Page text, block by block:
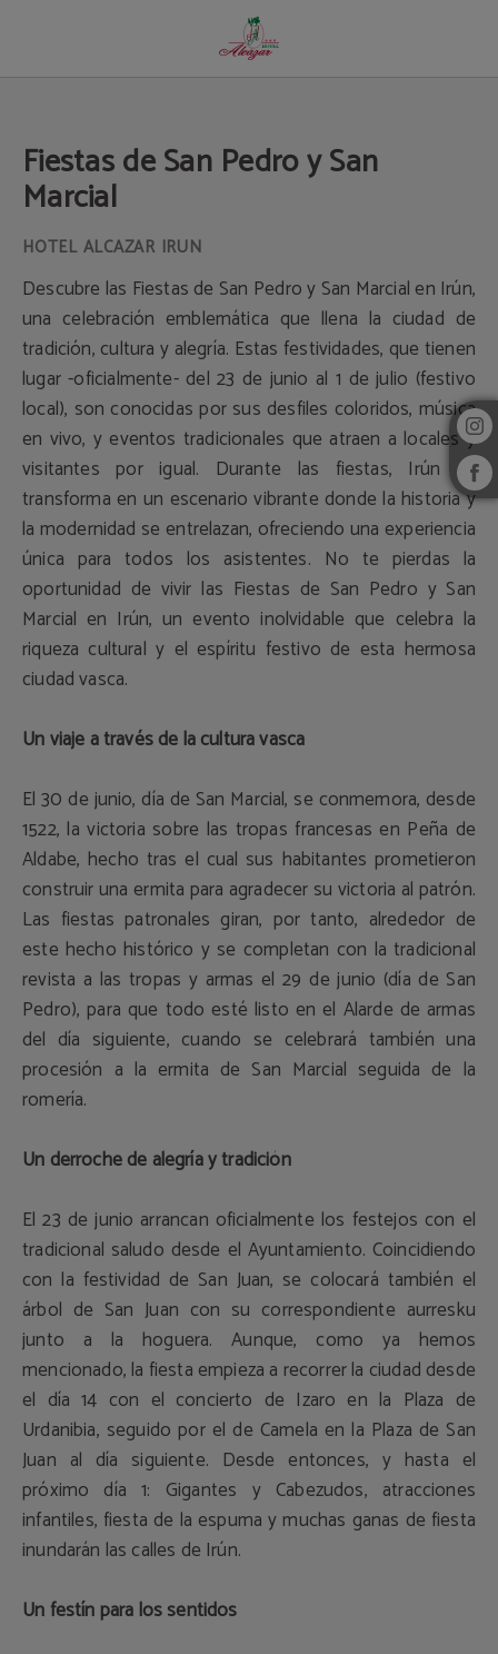
Fiestas de San Pedro y San
Marcial
Descubre las Fiestas de San Pedro y San Marcial en Irún,
una celebración emblemática que llena la ciudad de
tradición, cultura y alegría. Estas festividades, que tienen
lugar -oficialmente- del 23 de junio al 1 de julio (festivo
local), son conocidas por sus desfiles coloridos, música
en vivo, y eventos tradicionales que atraen a locales y
visitantes por igual. Durante las fiestas, Irún se
transforma en un escenario vibrante donde la historia y
la modernidad se entrelazan, ofreciendo una experiencia
única para todos los asistentes. No te pierdas la
oportunidad de vivir las Fiestas de San Pedro y San
Marcial en Irún, un evento inolvidable que celebra la
riqueza cultural y el espíritu festivo de esta hermosa
ciudad vasca.
Un viaje a través de la cultura vasca
El 30 de junio, día de San Marcial, se conmemora, desde
1522, la victoria sobre las tropas francesas en Peña de
Aldabe, hecho tras el cual sus habitantes prometieron
construir una ermita para agradecer su victoria al patrón.
Las fiestas patronales giran, por tanto, alrededor de
este hecho histórico y se completan con la tradicional
revista a las tropas y armas el 29 de junio (día de San
Pedro), para que todo esté listo en el Alarde de armas
del día siguiente, cuando se celebrará también una
procesión a la ermita de San Marcial seguida de la
romería.
Un derroche de alegría y tradición
El 23 de junio arrancan oficialmente los festejos con el
tradicional saludo desde el Ayuntamiento. Coincidiendo
con la festividad de San Juan, se colocará también el
árbol de San Juan con su correspondiente aurresku
junto a la hoguera. Aunque, como ya hemos
mencionado, la fiesta empieza a recorrer la ciudad desde
el día 14 con el concierto de Izaro en la Plaza de
Urdanibia, seguido por el de Camela en la Plaza de San
Juan al día siguiente. Desde entonces, y hasta el
próximo día 1: Gigantes y Cabezudos, atracciones
infantiles, fiesta de la espuma y muchas ganas de fiesta
inundarán las calles de Irún.
Un festín para los sentidos